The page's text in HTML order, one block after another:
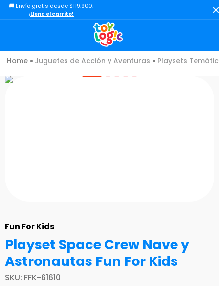
🚚 Envío gratis desde $119.900.
¡Llena el carrito!
Juguetes de Acción y Aventuras Playsets
Fun For Kids
Playset Space Crew Nave y
Astronautas Fun For Kids
SKU: FFK-61610
TÉRMINOS MÁS BUSCADOS
3.
lol
4